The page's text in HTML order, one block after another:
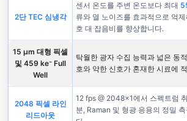
2단 TEC 심냉각
센서 온도를 주변 온도보다 최대
류와 열 노이즈를 효과적으로 억
호 대 잡음비를 향상합니다.
15 µm 대형 픽셀
및 459 ke⁻ Full
Well
탁월한 광자 수집 능력과 넓은 동
호와 약한 신호가 혼재한 시료에
2048 픽셀 라인
리드아웃
12 fps @ 2048×1에서 스펙트럼
분, Raman 및 형광 응용의 정밀